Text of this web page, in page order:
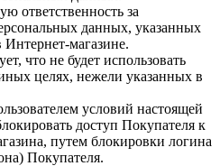
ответственность за
данных, указанных
магазине.
что не будет использовать
целях, нежели указанных в
условий настоящей
доступ Покупателя к
путем блокировки логина
Покупателя.